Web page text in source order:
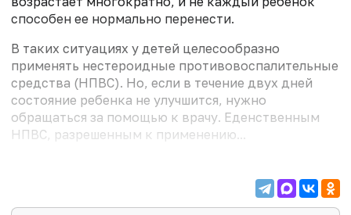
способен ее нормально перенести.
В таких ситуациях у детей целесообразно
применять нестероидные противовоспалительные
средства (НПВС). Но, если в течение двух дней
состояние ребенка не улучшится, нужно
обращаться за помощью к врачу. Еденственным
НПВС, разрешенным к применению...